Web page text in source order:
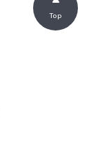
Top